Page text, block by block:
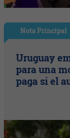
Nota Principal
Uruguay
para una
paga si el